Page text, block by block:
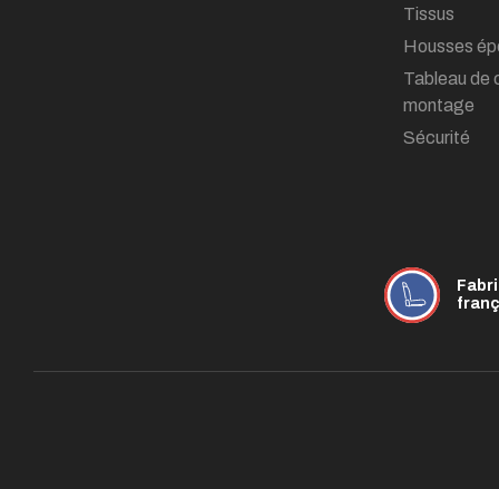
Tissus
Housses
Tableau de
montage
Sécurité